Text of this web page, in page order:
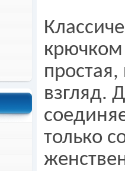
крючком
взгляд.
только